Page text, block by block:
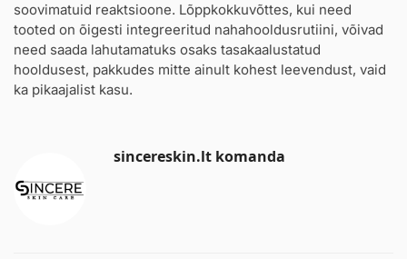
soovimatuid reaktsioone. Lõppkokkuvõttes, kui need
tooted on õigesti integreeritud nahahooldusrutiini, võivad
need saada lahutamatuks osaks tasakaalustatud
hooldusest, pakkudes mitte ainult kohest leevendust, vaid
ka pikaajalist kasu.
sincereskin.lt komanda